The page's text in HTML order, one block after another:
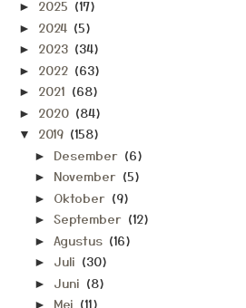
► 2025 (17)
► 2024 (5)
► 2023 (34)
► 2022 (63)
► 2021 (68)
► 2020 (84)
▼ 2019 (158)
► Desember (6)
► November (5)
► Oktober (9)
► September (12)
► Agustus (16)
► Juli (30)
► Juni (8)
► Mei (11)